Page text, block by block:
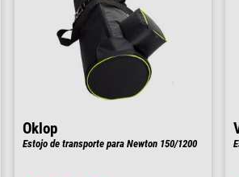
Oklop
Estojo de transporte para Newton 150/1200